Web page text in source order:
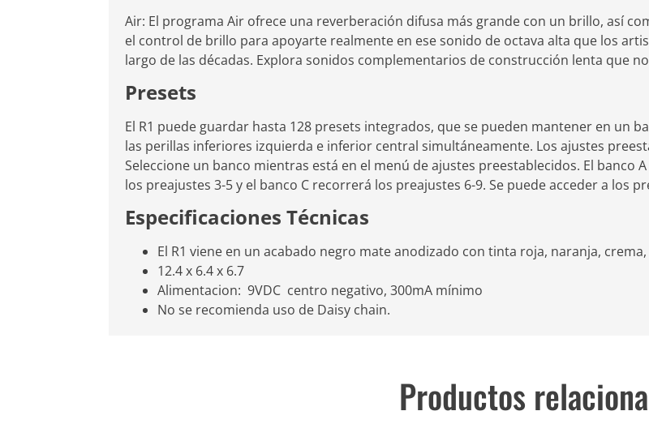
Air: El programa Air ofrece una reverberación difusa más grande con un brillo, así
el control de brillo para apoyarte realmente en ese sonido de octava alta que los
largo de las décadas. Explora sonidos complementarios de construcción lenta que
Presets
El R1 puede guardar hasta 128 presets integrados, que se pueden mantener en un
las perillas inferiores izquierda e inferior central simultáneamente. Los ajustes
Seleccione un banco mientras está en el menú de ajustes preestablecidos. El banco
los preajustes 3-5 y el banco C recorrerá los preajustes 6-9. Se puede acceder a los
Especificaciones Técnicas
El R1 viene en un acabado negro mate anodizado con tinta roja, naranja,
12.4 x 6.4 x 6.7
Alimentacion: 9VDC centro negativo, 300mA mínimo
No se recomienda uso de Daisy chain.
Productos